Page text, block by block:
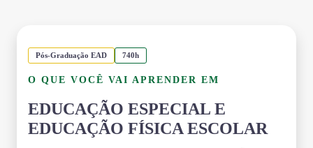
Pós-Graduação EAD 740h
O QUE VOCÊ VAI APRENDER EM
EDUCAÇÃO ESPECIAL E
EDUCAÇÃO FÍSICA ESCOLAR